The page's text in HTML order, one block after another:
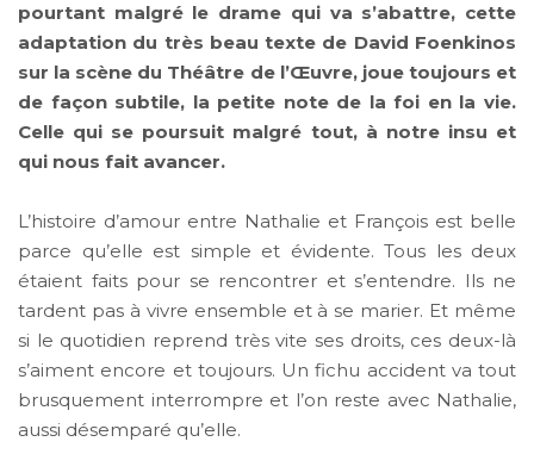
pourtant malgré le drame qui va s’abattre, cette
adaptation du très beau texte de David Foenkinos
sur la scène du Théâtre de l’Œuvre, joue toujours et
de façon subtile, la petite note de la foi en la vie.
Celle qui se poursuit malgré tout, à notre insu et
qui nous fait avancer.
L’histoire d’amour entre Nathalie et François est belle
parce qu’elle est simple et évidente. Tous les deux
étaient faits pour se rencontrer et s’entendre. Ils ne
tardent pas à vivre ensemble et à se marier. Et même
si le quotidien reprend très vite ses droits, ces deux-là
s’aiment encore et toujours. Un fichu accident va tout
brusquement interrompre et l’on reste avec Nathalie,
aussi désemparé qu’elle.